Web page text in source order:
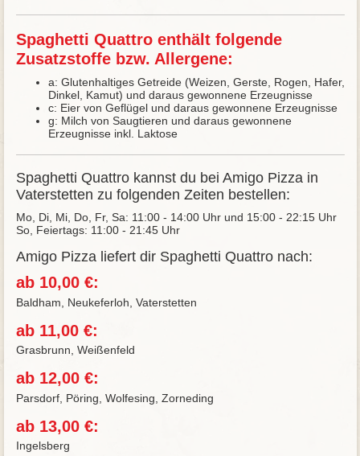
Spaghetti Quattro enthält folgende
Zusatzstoffe bzw. Allergene:
a: Glutenhaltiges Getreide (Weizen, Gerste, Rogen, Hafer,
Dinkel, Kamut) und daraus gewonnene Erzeugnisse
c: Eier von Geflügel und daraus gewonnene Erzeugnisse
g: Milch von Saugtieren und daraus gewonnene
Erzeugnisse inkl. Laktose
Spaghetti Quattro kannst du bei Amigo Pizza in
Vaterstetten zu folgenden Zeiten bestellen:
Mo, Di, Mi, Do, Fr, Sa: 11:00 - 14:00 Uhr und 15:00 - 22:15 Uhr
So, Feiertags: 11:00 - 21:45 Uhr
Amigo Pizza liefert dir Spaghetti Quattro nach:
ab 10,00 €:
Baldham, Neukeferloh, Vaterstetten
ab 11,00 €:
Grasbrunn, Weißenfeld
ab 12,00 €:
Parsdorf, Pöring, Wolfesing, Zorneding
ab 13,00 €:
Ingelsberg